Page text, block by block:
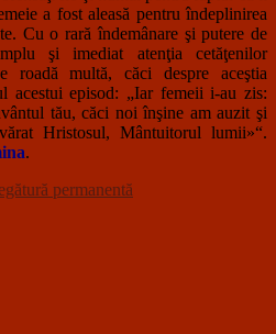
a fost aleasă pentru îndeplinirea
Cu o rară îndemânare şi putere de
şi imediat atenţia cetăţenilor
roadă multă, căci despre aceştia
acestui episod: „Iar femeii i-au zis:
tău, căci noi înşine am auzit şi
Hristosul, Mântuitorul lumii»“.
.
permanentă